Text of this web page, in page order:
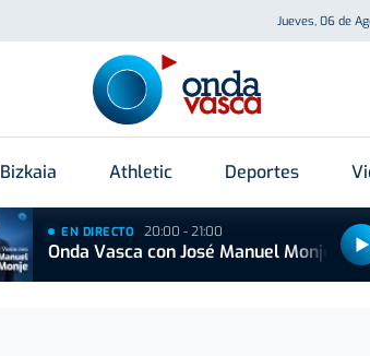
Jueves, 06 de
Bizkaia Athletic Deportes
EN DIRECTO 20:00 - 21:00
Onda Vasca con José Manuel Monje